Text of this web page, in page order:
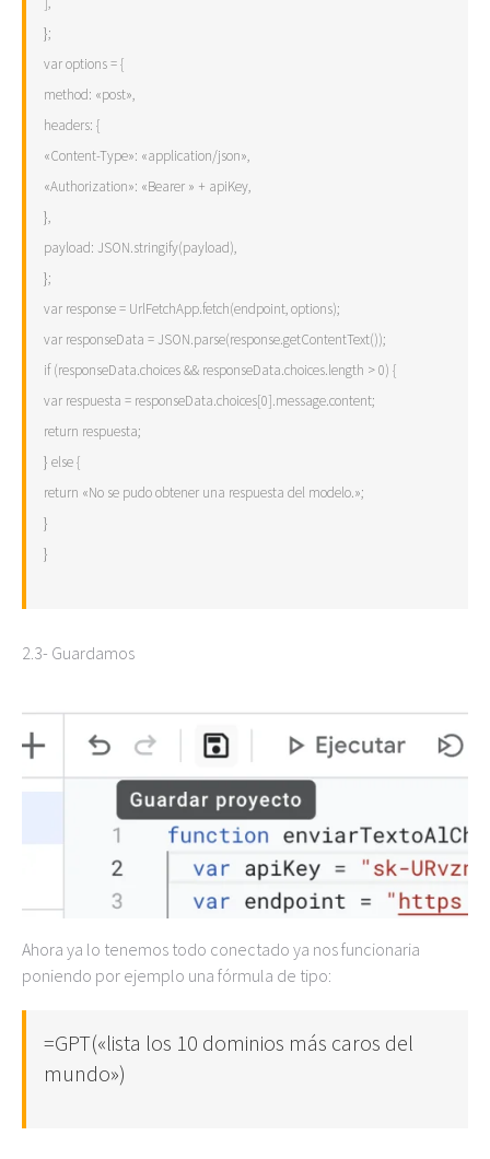
};
var options = {
method: «post»,
headers: {
«Content-Type»: «application/json»,
«Authorization»: «Bearer » + apiKey,
},
payload: JSON.stringify(payload),
};
var response = UrlFetchApp.fetch(endpoint, options);
var responseData = JSON.parse(response.getContentText());
if (responseData.choices && responseData.choices.length > 0) {
var respuesta = responseData.choices[0].message.content;
return respuesta;
} else {
return «No se pudo obtener una respuesta del modelo.»;
}
}
2.3- Guardamos
Ahora ya lo tenemos todo conectado ya nos funcionaria
poniendo por ejemplo una fórmula de tipo:
=GPT(«lista los 10 dominios más caros del
mundo»)